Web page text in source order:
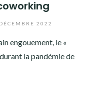
2022
engouement, le «
la pandémie de